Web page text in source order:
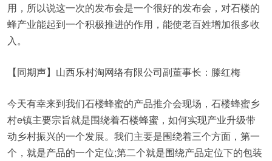
用，所以说这一次的发布会是一个很好的发布会，对石楼的
蜂产业能起到一个积极推进的作用，能使老百姓增加很多收
入。
【同期声】山西乐村淘网络有限公司副董事长：滕红梅
今天有幸来到我们石楼蜂蜜的产品推介会现场，石楼蜂蜜乡
村e镇主要宗旨就是围绕着石楼蜂蜜，如何实现产业升级带
动乡村振兴的一个发展。我们主要是围绕着三个方面，第一
个，就是产品的一个定位;第二个就是围绕产品定位下的包装